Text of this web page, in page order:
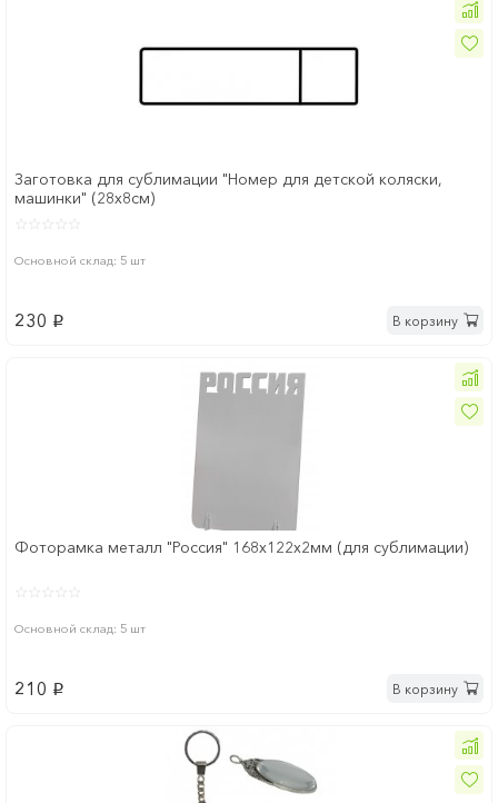
Заготовка для сублимации "Номер для детской коляски,
машинки" (28х8см)
Основной склад: 5 шт
230 p В корзину
Фоторамка металл "Россия" 168x122х2мм (для сублимации)
Основной склад: 5 шт
210 p В корзину